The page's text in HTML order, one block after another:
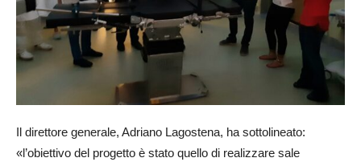
Il direttore generale, Adriano Lagostena, ha sottolineato:
«l’obiettivo del progetto è stato quello di realizzare sale